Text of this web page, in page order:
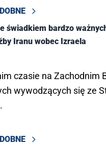
świadkiem bardzo
Iranu wobec Izraela
czasie na Zachodnim
wywodzących się ze